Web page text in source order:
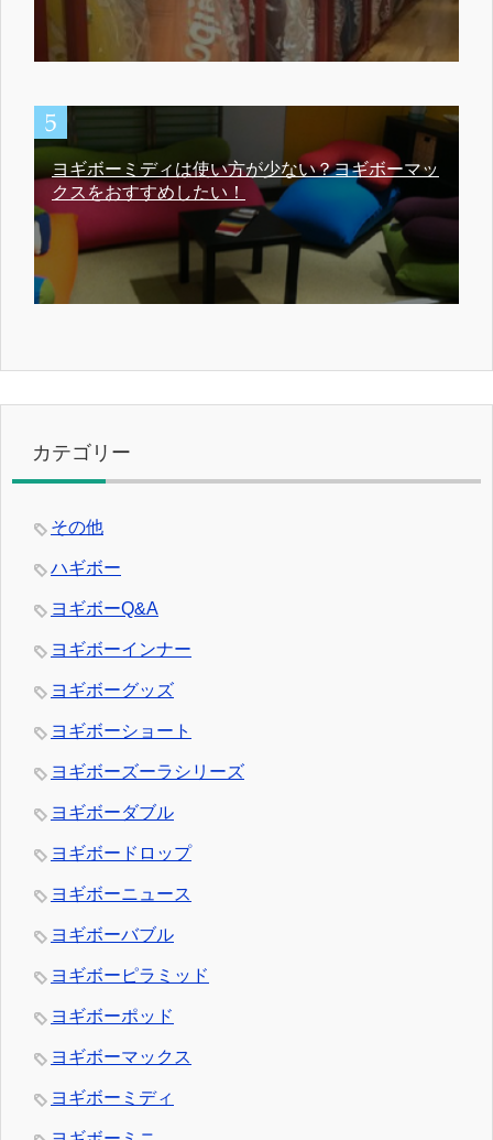
ヨギボーミディは使い方が少ない？ヨギボーマッ
クスをおすすめしたい！
カテゴリー
その他
ハギボー
ヨギボーQ&A
ヨギボーインナー
ヨギボーグッズ
ヨギボーショート
ヨギボーズーラシリーズ
ヨギボーダブル
ヨギボードロップ
ヨギボーニュース
ヨギボーバブル
ヨギボーピラミッド
ヨギボーポッド
ヨギボーマックス
ヨギボーミディ